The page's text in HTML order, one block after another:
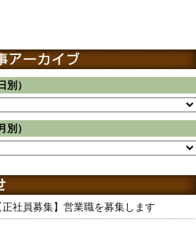
）
）
正社員募集】営業職を募集します